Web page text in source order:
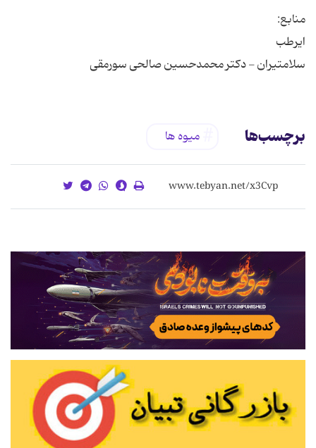
سلامتیران - دکتر محمدحسین صالحی سورمقی
برچسب‌ها ميوه ها